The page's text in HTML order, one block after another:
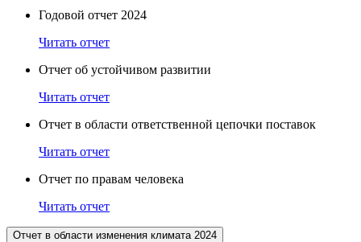
Годовой отчет 2024
Читать отчет
Отчет об устойчивом развитии
Читать отчет
Отчет в области ответственной цепочки поставок
Читать отчет
Отчет по правам человека
Читать отчет
Отчет в области изменения климата 2024